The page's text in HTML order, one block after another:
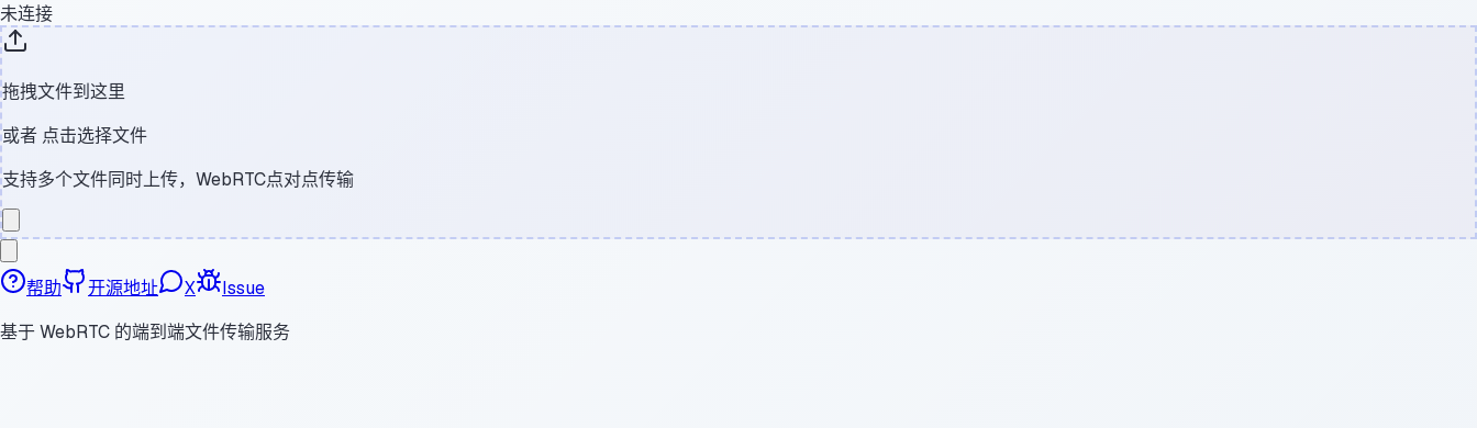
未连接
拖拽文件到这里
或者 点击选择文件
支持多个文件同时上传，WebRTC点对点传输
帮助 开源地址 X
Issue
基于 WebRTC 的端到端文件传输服务